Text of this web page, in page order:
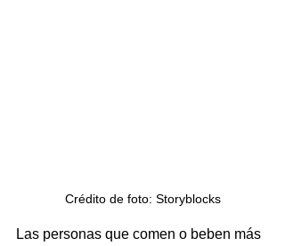
Crédito de foto: Storyblocks
Las personas que comen o beben más